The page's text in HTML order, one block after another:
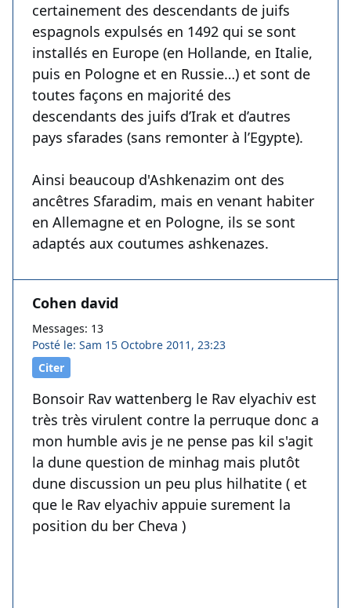
certainement des descendants de juifs
espagnols expulsés en 1492 qui se sont
installés en Europe (en Hollande, en Italie,
puis en Pologne et en Russie…) et sont de
toutes façons en majorité des
descendants des juifs d’Irak et d’autres
pays sfarades (sans remonter à l’Egypte).
Ainsi beaucoup d'Ashkenazim ont des
ancêtres Sfaradim, mais en venant habiter
en Allemagne et en Pologne, ils se sont
adaptés aux coutumes ashkenazes.
Cohen david
Messages: 13
Posté le: Sam 15 Octobre 2011, 23:23
Citer
Bonsoir Rav wattenberg le Rav elyachiv est
très très virulent contre la perruque donc a
mon humble avis je ne pense pas kil s'agit
la dune question de minhag mais plutôt
dune discussion un peu plus hilhatite ( et
que le Rav elyachiv appuie surement la
position du ber Cheva )